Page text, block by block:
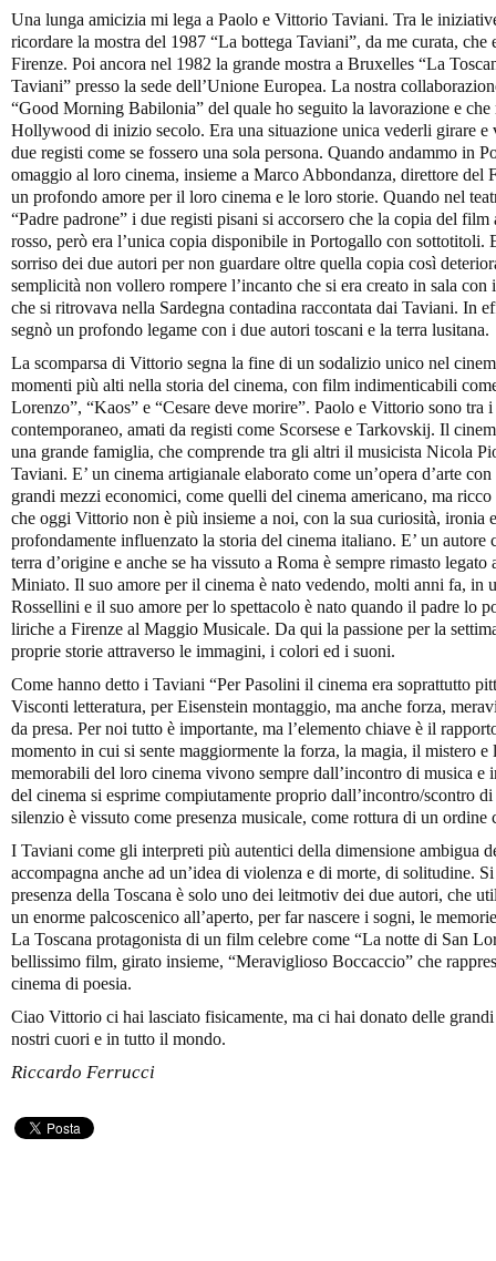
Una lunga amicizia mi lega a Paolo e Vittorio Taviani. Tra le
ricordare la mostra del 1987 “La bottega Taviani”, da me curata,
Firenze. Poi ancora nel 1982 la grande mostra a Bruxelles “La
Taviani” presso la sede dell’Unione Europea. La nostra
“Good Morning Babilonia” del quale ho seguito la lavorazione e
Hollywood di inizio secolo. Era una situazione unica vederli girare e
due registi come se fossero una sola persona. Quando andammo in
omaggio al loro cinema, insieme a Marco Abbondanza, direttore del
un profondo amore per il loro cinema e le loro storie. Quando nel
“Padre padrone” i due registi pisani si accorsero che la copia del
rosso, però era l’unica copia disponibile in Portogallo con sottotitoli.
sorriso dei due autori per non guardare oltre quella copia così
semplicità non vollero rompere l’incanto che si era creato in sala
che si ritrovava nella Sardegna contadina raccontata dai Taviani. In
segnò un profondo legame con i due autori toscani e la terra lusitana.
La scomparsa di Vittorio segna la fine di un sodalizio unico nel
momenti più alti nella storia del cinema, con film indimenticabili
Lorenzo”, “Kaos” e “Cesare deve morire”. Paolo e Vittorio sono tra
contemporaneo, amati da registi come Scorsese e Tarkovskij. Il
una grande famiglia, che comprende tra gli altri il musicista Nicola
Taviani. E’ un cinema artigianale elaborato come un’opera d’arte
grandi mezzi economici, come quelli del cinema americano, ma ricco
che oggi Vittorio non è più insieme a noi, con la sua curiosità, ironia
profondamente influenzato la storia del cinema italiano. E’ un autore
terra d’origine e anche se ha vissuto a Roma è sempre rimasto legato
Miniato. Il suo amore per il cinema è nato vedendo, molti anni fa, in
Rossellini e il suo amore per lo spettacolo è nato quando il padre lo
liriche a Firenze al Maggio Musicale. Da qui la passione per la
proprie storie attraverso le immagini, i colori ed i suoni.
Come hanno detto i Taviani “Per Pasolini il cinema era soprattutto
Visconti letteratura, per Eisenstein montaggio, ma anche forza,
da presa. Per noi tutto è importante, ma l’elemento chiave è il
momento in cui si sente maggiormente la forza, la magia, il mistero
memorabili del loro cinema vivono sempre dall’incontro di musica e
del cinema si esprime compiutamente proprio dall’incontro/scontro
silenzio è vissuto come presenza musicale, come rottura di un ordine
I Taviani come gli interpreti più autentici della dimensione ambigua
accompagna anche ad un’idea di violenza e di morte, di solitudine.
presenza della Toscana è solo uno dei leitmotiv dei due autori, che
un enorme palcoscenico all’aperto, per far nascere i sogni, le
La Toscana protagonista di un film celebre come “La notte di San
bellissimo film, girato insieme, “Meraviglioso Boccaccio” che
cinema di poesia.
Ciao Vittorio ci hai lasciato fisicamente, ma ci hai donato delle
nostri cuori e in tutto il mondo.
Riccardo Ferrucci